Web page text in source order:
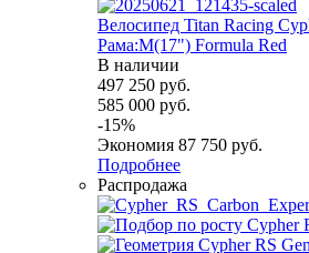
Велосипед Titan Racing
Рама:M(17") Formula Red
В наличии
497 250 руб.
585 000 руб.
-15%
Экономия 87 750 руб.
Подробнее
Распродажа